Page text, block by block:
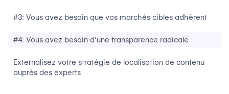
#3: Vous avez besoin que vos marchés cibles adhèrent
#4: Vous avez besoin d'une transparence radicale
Externalisez votre stratégie de localisation de contenu
auprès des experts